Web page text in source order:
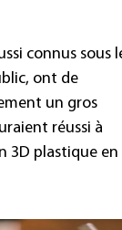
connus sous
ont de
un gros
réussi à
3D plastique en